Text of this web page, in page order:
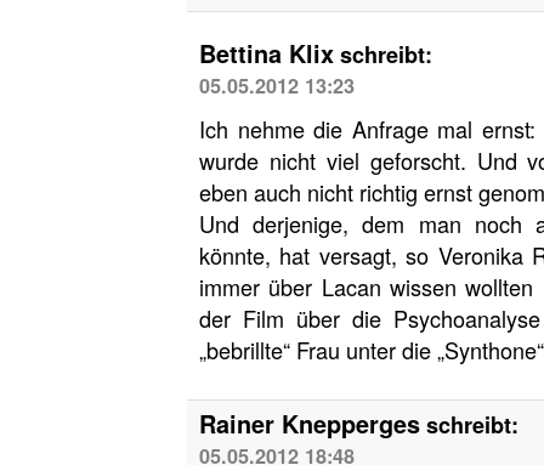
Bettina Klixschreibt:
05.05.2012 13:23
Ich nehme die Anfrage mal
wurde nicht viel geforscht. Und
eben auch nicht richtig ernst
Und derjenige, dem man noch
könnte, hat versagt, so Veronika
immer über Lacan wissen
der Film über die
„bebrillte“ Frau unter die
Rainer Kneppergesschreibt:
05.05.2012 18:48